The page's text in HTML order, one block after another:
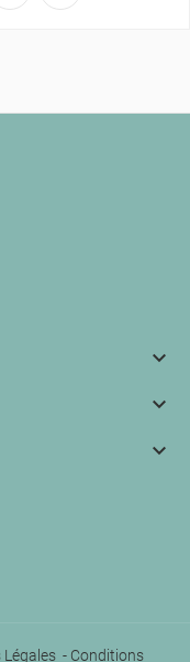



- Conditions